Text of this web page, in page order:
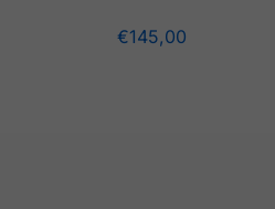
€145,00